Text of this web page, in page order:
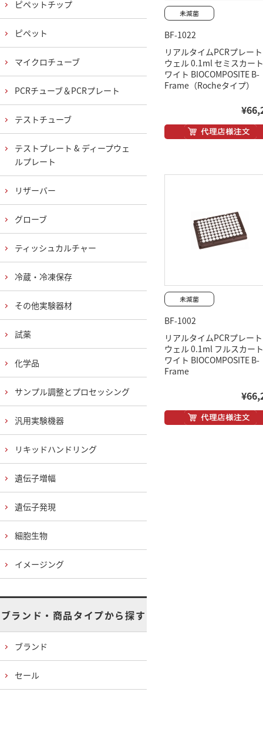
BF-1022
リアルタイムPCRプレー
ウェル 0.1ml セミスカー
ワイト BIOCOMPOSITE B-
Frame（Rocheタイプ）
BF-1002
リアルタイムPCRプレー
ウェル 0.1ml フルスカー
ワイト BIOCOMPOSITE B-
Frame
ピペットチップ
ピペット
マイクロチューブ
PCRチューブ＆PCRプレート
テストチューブ
テストプレート & ディープウェ
ルプレート
リザーバー
グローブ
ティッシュカルチャー
冷蔵・冷凍保存
その他実験器材
試薬
化学品
サンプル調整とプロセッシング
汎用実験機器
リキッドハンドリング
遺伝子増幅
遺伝子発現
細胞生物
イメージング
ブランド・商品タイプから探す
ブランド
セール